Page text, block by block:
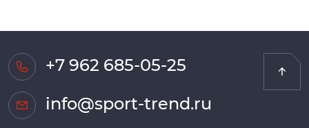
+7 962 685-05-25
info@sport-trend.ru